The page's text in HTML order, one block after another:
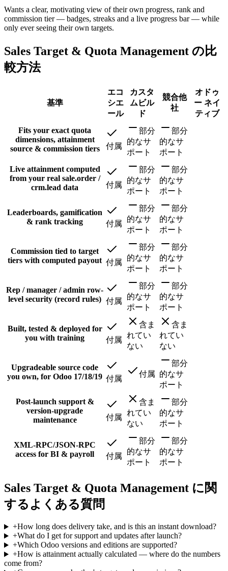
Wants a clear, motivating view of their own progress, rank and
commission tier — badges, streaks and a live progress bar — while
only ever seeing their own targets.
Sales Target & Quota Management の比
較方法
基準
エコ
シエ
ール
カスタ
ムビル
ド
競合他
社
オドゥ
ー ネイ
ティブ
Fits your exact quota
dimensions, attainment
source & commission tiers
付属
部分
的なサ
ポート
部分
的なサ
ポート
Live attainment computed
from your real sale.order /
crm.lead data
付属
部分
的なサ
ポート
部分
的なサ
ポート
Leaderboards, gamification
& rank tracking
付属
部分
的なサ
ポート
部分
的なサ
ポート
Commission tied to target
tiers with computed payout 付属
部分
的なサ
ポート
部分
的なサ
ポート
Rep / manager / admin row-
level security (record rules) 付属
部分
的なサ
ポート
部分
的なサ
ポート
Built, tested & deployed for
you with training
付属
含ま
れてい
ない
含ま
れてい
ない
Upgradeable source code
you own, for Odoo 17/18/19 付属
付属
部分
的なサ
ポート
Post-launch support &
version-upgrade
maintenance
付属
含ま
れてい
ない
部分
的なサ
ポート
XML-RPC/JSON-RPC
access for BI & payroll
付属
部分
的なサ
ポート
部分
的なサ
ポート
Sales Target & Quota Management に関
するよくある質問
+How long does delivery take, and is this an instant download?
+What do I get for support and updates after launch?
+Which Odoo versions and editions are supported?
+How is attainment actually calculated — where do the numbers
come from?